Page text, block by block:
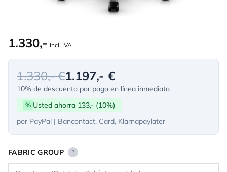
1.330,- Incl. IVA
1.330,- €1.197,- €
10% de descuento por pago en línea inmediato
% Usted ahorra 133,- (10%)
por PayPal | Bancontact, Card, Klarnapaylater
FABRIC GROUP ?